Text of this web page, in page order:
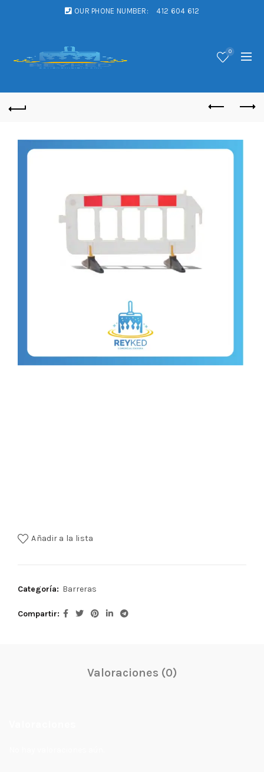
OUR PHONE NUMBER: 412 604 612
0
Añadir a la lista
Categoría: Barreras
Compartir
Valoraciones (0)